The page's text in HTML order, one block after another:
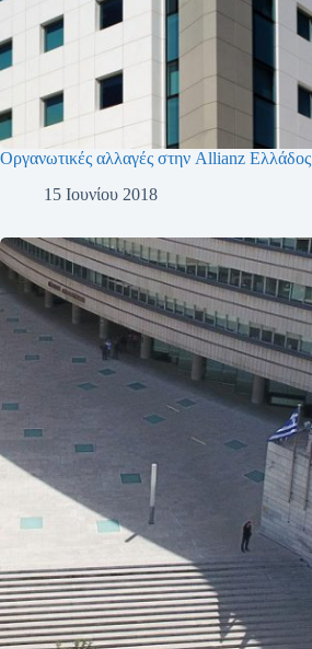
Οργανωτικές αλλαγές στην Allianz Ελλάδος
15 Ιουνίου 2018